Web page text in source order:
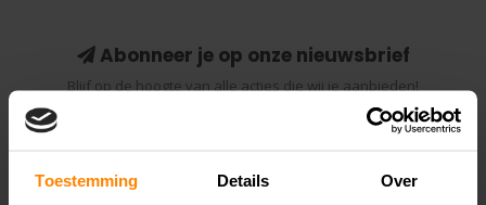
Toestemming Details Over
Abonneer je op onze nieuwsbrief
Blijf op de hoogte van alle acties die wij je aanbieden!
Abonneer